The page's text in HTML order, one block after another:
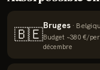
🇧🇪Bruges ·
Budget ~380 €/
décembre